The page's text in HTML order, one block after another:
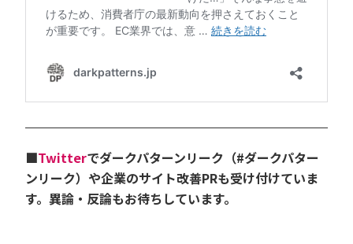
■Twitterでダークパターンリーク（#ダークパター
ンリーク）や企業のサイト改善PRも受け付けていま
す。異論・反論もお待ちしています。